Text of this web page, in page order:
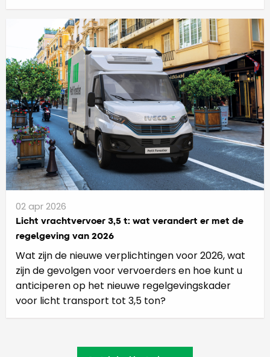
02 apr 2026
Licht vrachtvervoer 3,5 t: wat verandert er met de
regelgeving van 2026
Wat zijn de nieuwe verplichtingen voor 2026, wat
zijn de gevolgen voor vervoerders en hoe kunt u
anticiperen op het nieuwe regelgevingskader
voor licht transport tot 3,5 ton?